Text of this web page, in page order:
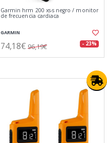
Garmin hrm 200 xs-s negro / monitor
de frecuencia cardiaca
GARMIN
74,18€ 96,19€ - 23%